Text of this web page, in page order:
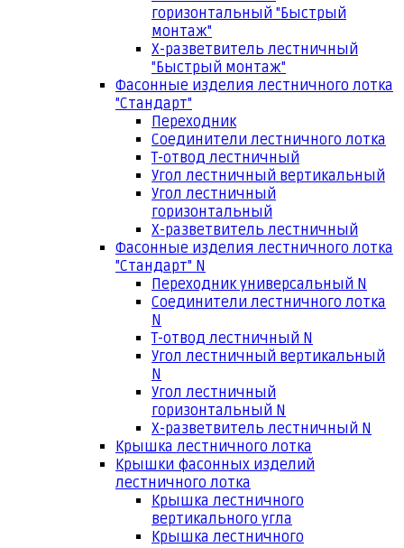
горизонтальный "Быстрый
монтаж"
Х-разветвитель лестничный
"Быстрый монтаж"
Фасонные изделия лестничного лотка
"Стандарт"
Переходник
Соединители лестничного лотка
Т-отвод лестничный
Угол лестничный вертикальный
Угол лестничный
горизонтальный
Х-разветвитель лестничный
Фасонные изделия лестничного лотка
"Стандарт" N
Переходник универсальный N
Соединители лестничного лотка
N
Т-отвод лестничный N
Угол лестничный вертикальный
N
Угол лестничный
горизонтальный N
Х-разветвитель лестничный N
Крышка лестничного лотка
Крышки фасонных изделий
лестничного лотка
Крышка лестничного
вертикального угла
Крышка лестничного